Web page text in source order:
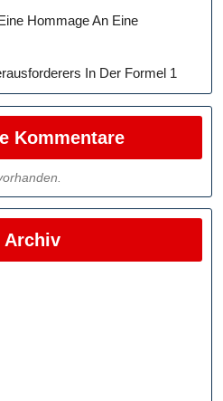
Hommage An Eine
In Der Formel 1
Kommentare
Archiv